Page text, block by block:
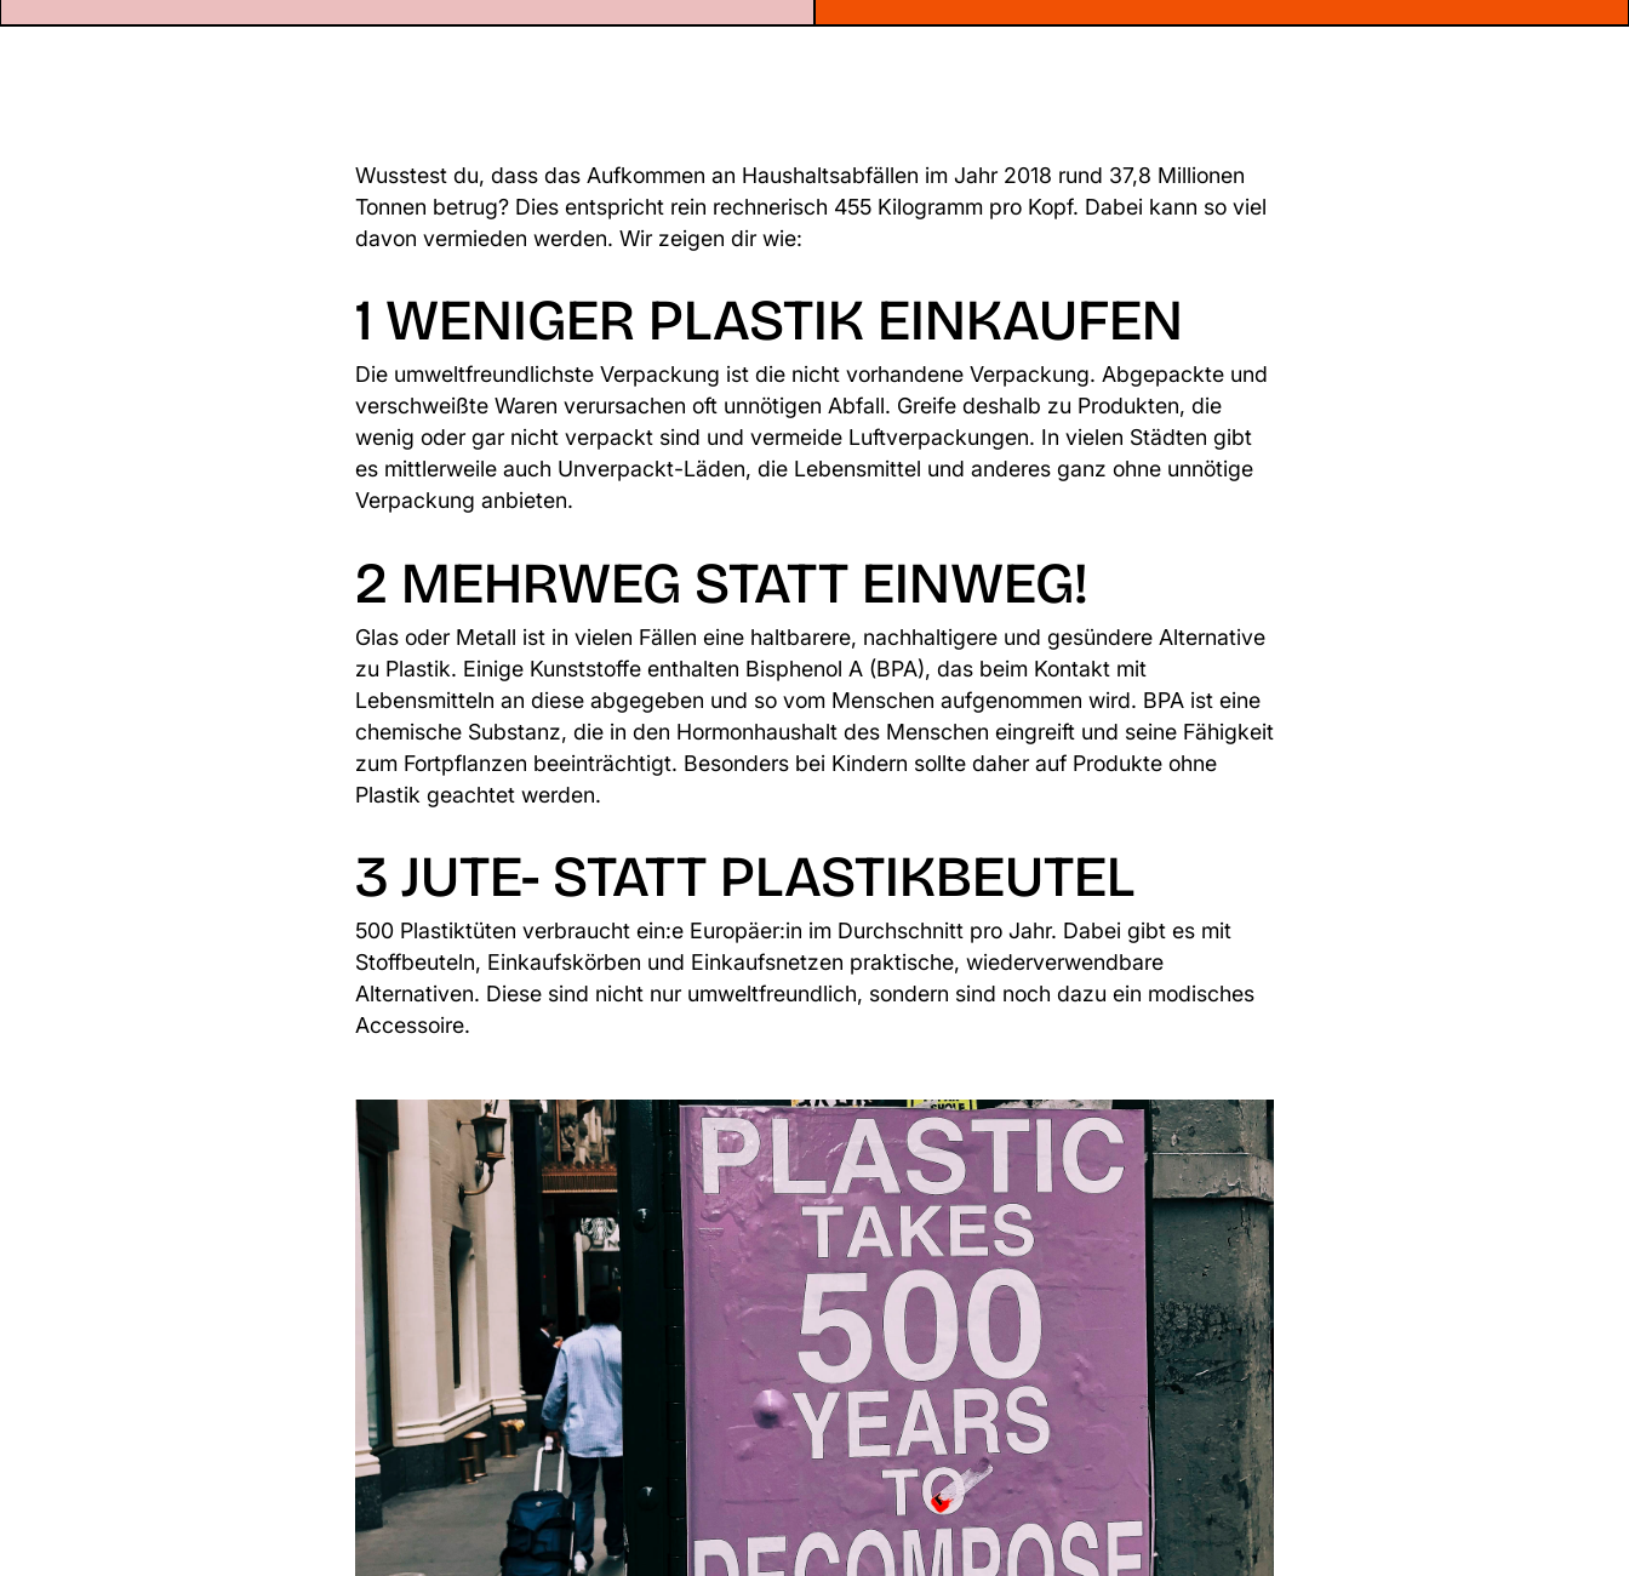
Wusstest du, dass das Aufkommen an Haushaltsabfällen im Jahr 2018 rund 37,8 Millionen
Tonnen betrug? Dies entspricht rein rechnerisch 455 Kilogramm pro Kopf. Dabei kann so viel
davon vermieden werden. Wir zeigen dir wie:
1 WENIGER PLASTIK EINKAUFEN
Die umweltfreundlichste Verpackung ist die nicht vorhandene Verpackung. Abgepackte und
verschweißte Waren verursachen oft unnötigen Abfall. Greife deshalb zu Produkten, die
wenig oder gar nicht verpackt sind und vermeide Luftverpackungen. In vielen Städten gibt
es mittlerweile auch Unverpackt-Läden, die Lebensmittel und anderes ganz ohne unnötige
Verpackung anbieten.
2 MEHRWEG STATT EINWEG!
Glas oder Metall ist in vielen Fällen eine haltbarere, nachhaltigere und gesündere Alternative
zu Plastik. Einige Kunststoffe enthalten Bisphenol A (BPA), das beim Kontakt mit
Lebensmitteln an diese abgegeben und so vom Menschen aufgenommen wird. BPA ist eine
chemische Substanz, die in den Hormonhaushalt des Menschen eingreift und seine Fähigkeit
zum Fortpflanzen beeinträchtigt. Besonders bei Kindern sollte daher auf Produkte ohne
Plastik geachtet werden.
3 JUTE- STATT PLASTIKBEUTEL
500 Plastiktüten verbraucht ein:e Europäer:in im Durchschnitt pro Jahr. Dabei gibt es mit
Stoffbeuteln, Einkaufskörben und Einkaufsnetzen praktische, wiederverwendbare
Alternativen. Diese sind nicht nur umweltfreundlich, sondern sind noch dazu ein modisches
Accessoire.